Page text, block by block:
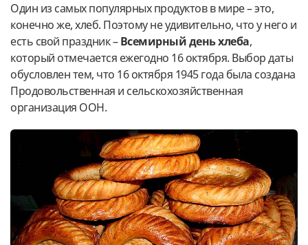
Один из самых популярных продуктов в мире – это,
конечно же, хлеб. Поэтому не удивительно, что у него и
есть свой праздник –Всемирный день хлеба,
который отмечается ежегодно 16 октября. Выбор даты
обусловлен тем, что 16 октября 1945 года была создана
Продовольственная и сельскохозяйственная
организация ООН.